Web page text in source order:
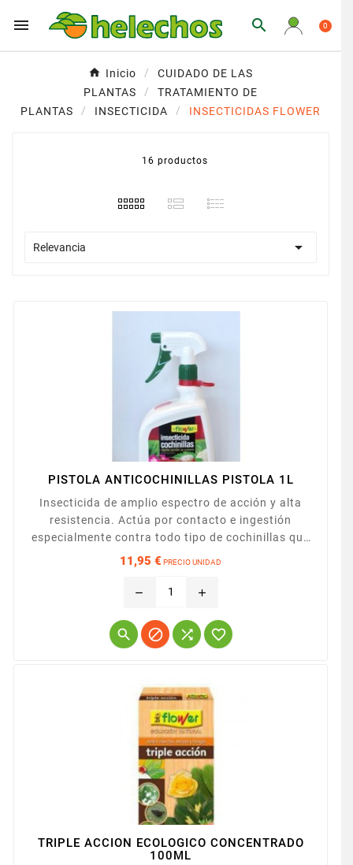
  0
Inicio
CUIDADO DE LAS
PLANTAS
TRATAMIENTO DE
PLANTAS
INSECTICIDA INSECTICIDAS FLOWER
16 productos
Relevancia 
PISTOLA ANTICOCHINILLAS PISTOLA 1L
Insecticida de amplio espectro de acción y alta
resistencia. Actúa por contacto e ingestión
especialmente contra todo tipo de cochinillas que
invaden plantas ornamentales y frutales.
control de cochinillas (Piojo de San José, caparreta
plantas.
11,95 € PRECIO UNIDAD
remove add
   
TRIPLE ACCION ECOLOGICO CONCENTRADO
100ML